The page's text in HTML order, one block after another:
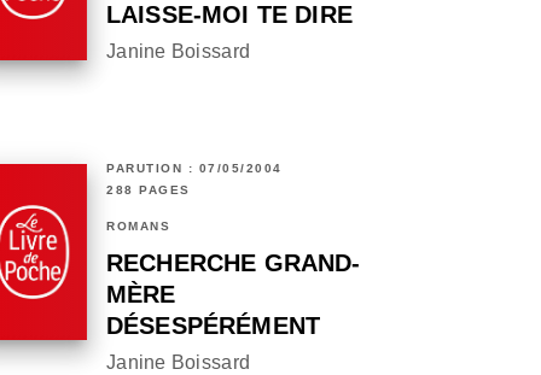
LAISSE-MOI TE DIRE
Janine Boissard
PARUTION : 07/05/2004
288 PAGES
ROMANS
RECHERCHE GRAND-
MÈRE
DÉSESPÉRÉMENT
Janine Boissard